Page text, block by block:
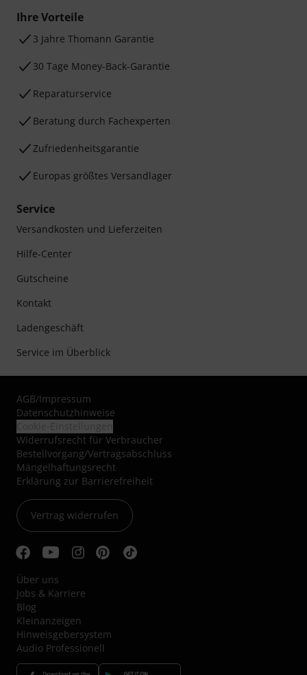
Ihre Vorteile
3 Jahre Thomann Garantie
30 Tage Money-Back-Garantie
Reparaturservice
Beratung durch Fachexperten
Zufriedenheitsgarantie
Europas größtes Versandlager
Service
Versandkosten und Lieferzeiten
Hilfe-Center
Gutscheine
Kontakt
Ladengeschäft
Service im Überblick
AGB/Impressum
Datenschutzhinweise
Widerrufsrecht für Verbraucher
Bestellvorgang/Vertragsabschluss
Mängelhaftungsrecht
Erklärung zur Barrierefreiheit
Vertrag widerrufen
Über uns
Jobs & Karriere
Blog
Kleinanzeigen
Hinweisgebersystem
Audio Professionell